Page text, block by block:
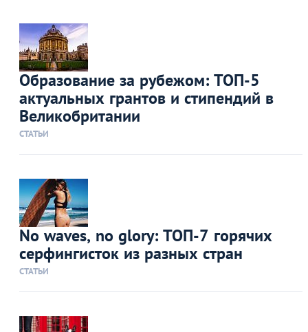
Образование за рубежом: ТОП-5
актуальных грантов и стипендий в
Великобритании
СТАТЬИ
No waves, no glory: ТОП-7 горячих
серфингисток из разных стран
СТАТЬИ